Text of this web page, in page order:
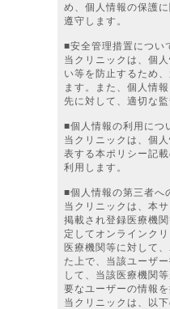
め、個人情報の保護
遵守します。
■安全管理措置につい
当クリニックは、個
い等を防止するため
ます。また、個人情
先に対して、適切な監
■個人情報の利用につ
当クリニックは、個
表する本ポリシー記
利用します。
■個人情報の第三者へ
当クリニックは、本
掲載され登録医療機
定してオンラインク
医療機関等に対して
た上で、当該ユーザ
して、当該医療機関
要なユーザーの情報を
当クリニックは、以